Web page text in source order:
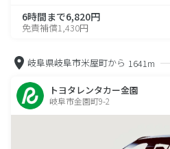
6時間まで6,820円
免責補償1,430円
岐阜県岐阜市米屋町から 1641m
トヨタレンタカー金園
岐阜市金園町9-2